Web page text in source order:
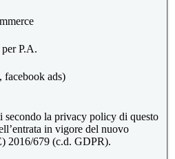
P.A.
facebook ads)
secondo la privacy policy di questo
in vigore del nuovo
2016/679 (c.d. GDPR).